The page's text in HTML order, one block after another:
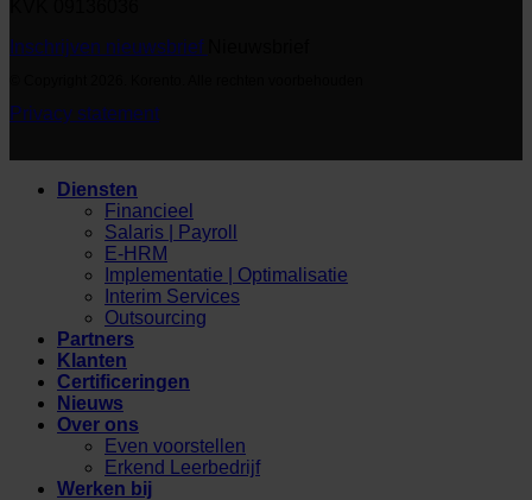
Inschrijven nieuwsbrief
Privacy statement
Diensten
Financieel
Salaris | Payroll
E-HRM
Implementatie | Optimalisatie
Interim Services
Outsourcing
Partners
Klanten
Certificeringen
Nieuws
Over ons
Even voorstellen
Erkend Leerbedrijf
Werken bij